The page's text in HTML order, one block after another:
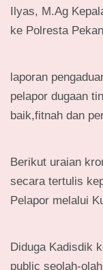
Ilyas, M.Ag
ke Polresta
laporan
pelapor dugaan
baik,fitnah dan
Berikut uraian
secara tertulis
Pelapor melalui
Diduga Kadisdik
public seolah-